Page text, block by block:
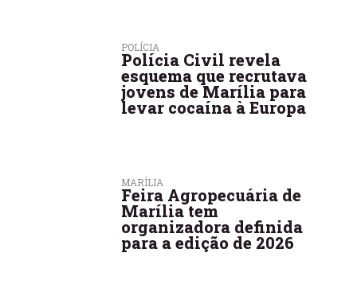
POLÍCIA
Polícia Civil revela
esquema que recrutava
jovens de Marília para
levar cocaína à Europa
MARÍLIA
Feira Agropecuária de
Marília tem
organizadora definida
para a edição de 2026